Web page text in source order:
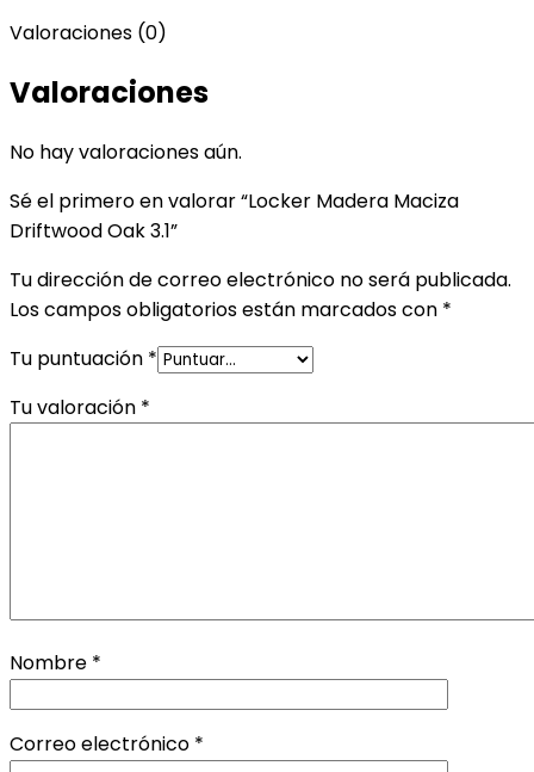
Valoraciones (0)
Valoraciones
No hay valoraciones aún.
Sé el primero en valorar “Locker Madera Maciza
Driftwood Oak 3.1”
Tu dirección de correo electrónico no será publicada.
Los campos obligatorios están marcados con *
Tu puntuación *
Tu valoración *
Nombre *
Correo electrónico *